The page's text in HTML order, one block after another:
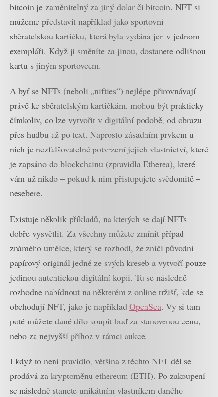
bitcoin je zaměnitelný za jiný dolar či bitcoin. NFT si
můžeme představit například jako sportovní
sběratelskou kartičku, která byla vydána jen v jednom
exempláři. Když ji směníte za jinou, dostanete odlišnou
kartu s jiným sportovcem.
A byť se NFTs (neboli „nifties“) nejlépe přirovnávají
právě ke sběratelským kartičkám, mohou být prakticky
čímkoliv, co lze vytvořit v digitální podobě, od obrazu
přes hudbu až po text. Naprosto zásadním prvkem u
nich je nezfalšovatelné potvrzení jejich vlastnictví, které
je zapsáno do blockchainu (zpravidla Etherea), které
vám už nikdo – pokud k nim přistupujete svědomitě –
nesebere.
Existuje několik příkladů, na kterých se dají NFTs
dobře vysvětlit. Za všechny můžete zmínit případ
známého umělce, který se rozhodl, že zničí původní
papírový originál jedné ze svých kreseb a vytvoří pouze
jedinou autentickou digitální kopii. Tu se následně
rozhodne nabídnout na některém z online tržišť, kde se
obchodují NFT, jako je například OpenSea. Vy si tam
poté můžete dané dílo koupit buď za stanovenou cenu,
nebo za nejvyšší příhoz v rámci aukce.
I když to není pravidlo, většina z těchto NFT děl se
prodává za kryptoměnu ethereum (ETH). Po zakoupení
se následně stanete unikátním vlastníkem daného